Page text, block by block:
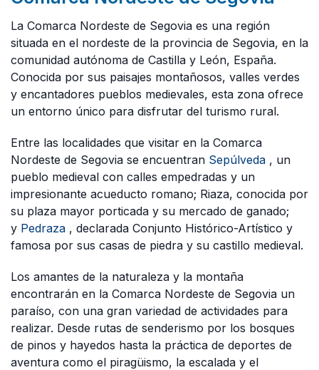
La Comarca Nordeste de Segovia es una región
situada en el nordeste de la provincia de Segovia, en la
comunidad autónoma de Castilla y León, España.
Conocida por sus paisajes montañosos, valles verdes
y encantadores pueblos medievales, esta zona ofrece
un entorno único para disfrutar del turismo rural.
Entre las localidades que visitar en la Comarca
Nordeste de Segovia se encuentran Sepúlveda , un
pueblo medieval con calles empedradas y un
impresionante acueducto romano; Riaza, conocida por
su plaza mayor porticada y su mercado de ganado;
y Pedraza , declarada Conjunto Histórico-Artístico y
famosa por sus casas de piedra y su castillo medieval.
Los amantes de la naturaleza y la montaña
encontrarán en la Comarca Nordeste de Segovia un
paraíso, con una gran variedad de actividades para
realizar. Desde rutas de senderismo por los bosques
de pinos y hayedos hasta la práctica de deportes de
aventura como el piragüismo, la escalada y el